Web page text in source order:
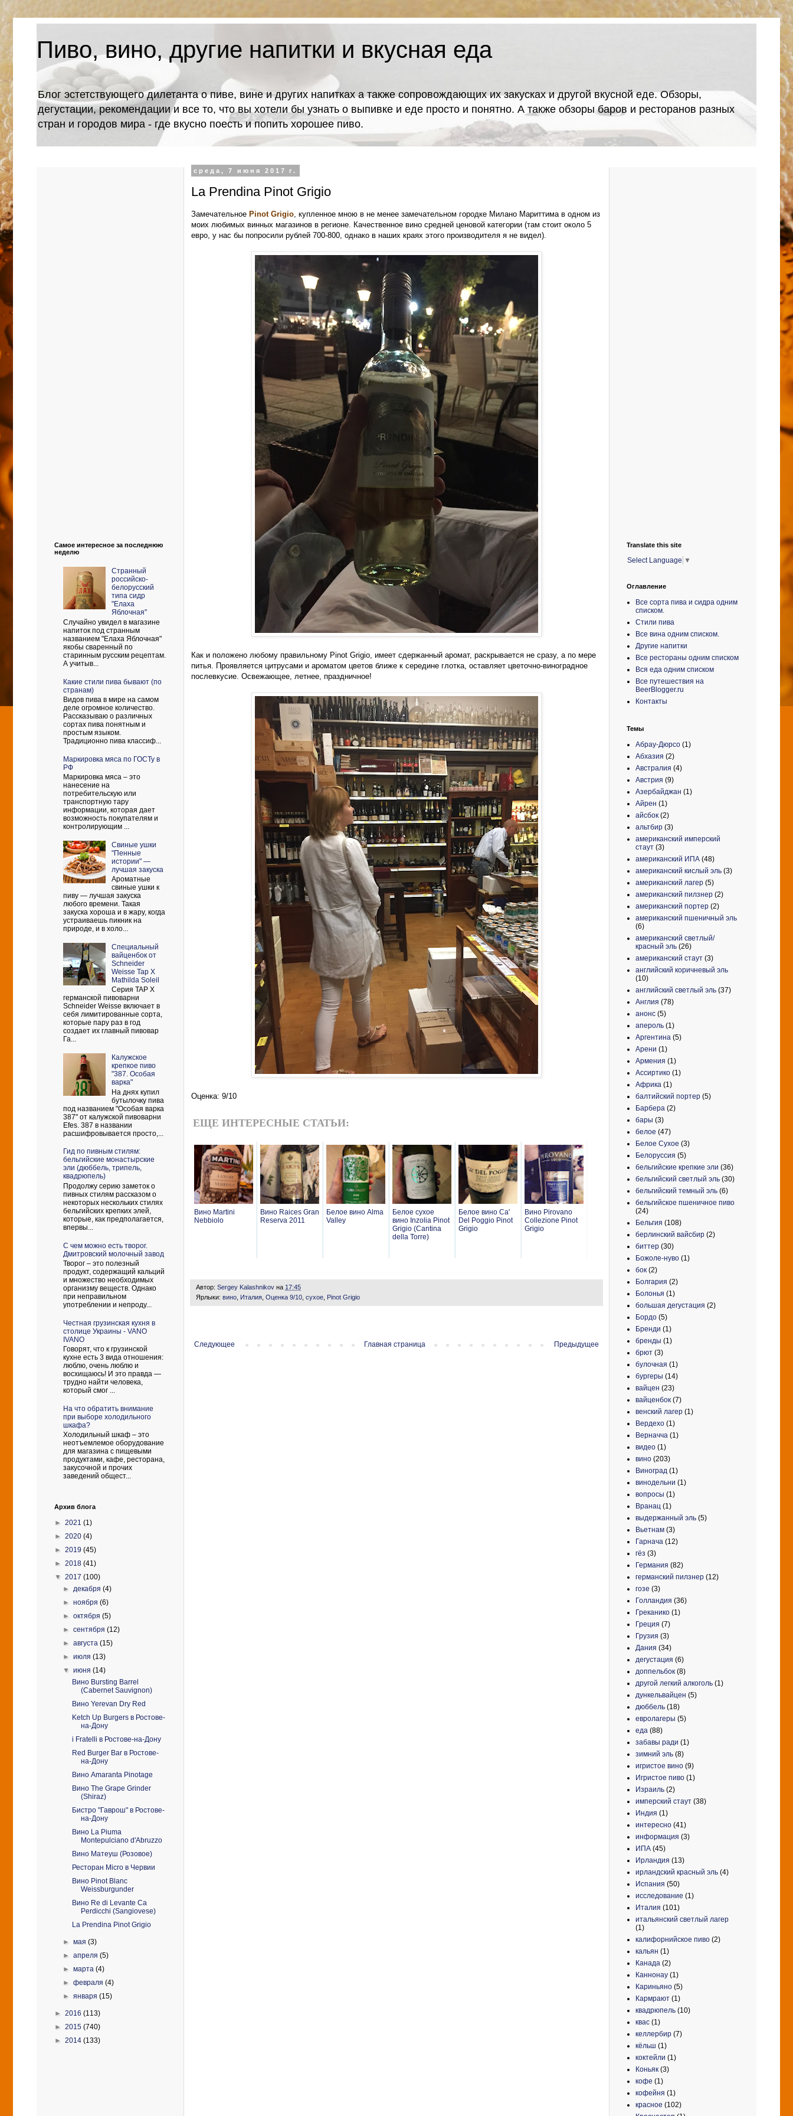
Пиво, вино, другие напитки и вкусная еда
Блог эстетствующего дилетанта о пиве, вине и других напитках а также сопровождающих их закусках и другой вкусной еде. Обзоры,
дегустации, рекомендации и все то, что вы хотели бы узнать о выпивке и еде просто и понятно. А также обзоры баров и ресторанов разных
стран и городов мира - где вкусно поесть и попить хорошее пиво.
среда, 7 июня 2017 г.
La Prendina Pinot Grigio
Замечательное Pinot Grigio , купленное мною в не менее замечательном городке Милано Мариттима в одном из
моих любимых винных магазинов в регионе. Качественное вино средней ценовой категории (там стоит около 5
евро, у нас бы попросили рублей 700-800, однако в наших краях этого производителя я не видел).
Как и положено любому правильному Pinot Grigio, имеет сдержанный аромат, раскрывается не сразу, а по мере
питья. Проявляется цитрусами и ароматом цветов ближе к середине глотка, оставляет цветочно-виноградное
послевкусие. Освежающее, летнее, праздничное!
Оценка: 9/10
ЕЩЕ ИНТЕРЕСНЫЕ СТАТЬИ:
Вино Martini
Nebbiolo
Вино Raices Gran
Reserva 2011
Белое вино Alma
Valley
Белое сухое
вино Inzolia Pinot
Grigio (Cantina
della Torre)
Белое вино Ca'
Del Poggio Pinot
Grigio
Вино Pirovano
Collezione Pinot
Grigio
Автор: Sergey Kalashnikov на 17:45
Ярлыки: вино Италия Оценка 9/10 сухое Pinot Grigio
Следующее Предыдущее
Главная страница
Самое интересное за последнюю
неделю
Странный
российско-
белорусский
типа сидр
"Елаха
Яблочная"
Случайно увидел в магазине
напиток под странным
названием "Елаха Яблочная"
якобы сваренный по
старинным русским рецептам.
А учитыв...
Какие стили пива бывают (по
странам)
Видов пива в мире на самом
деле огромное количество.
Рассказываю о различных
сортах пива понятным и
простым языком.
Традиционно пива классиф...
Маркировка мяса по ГОСТу в
РФ
Маркировка мяса – это
нанесение на
потребительскую или
транспортную тару
информации, которая дает
возможность покупателям и
контролирующим ...
Свиные ушки
"Пенные
истории" —
лучшая закуска
Ароматные
свиные ушки к
пиву — лучшая закуска
любого времени. Такая
закуска хороша и в жару, когда
устраиваешь пикник на
природе, и в холо...
Cпециальный
вайценбок от
Schneider
Weisse Tap X
Mathilda Soleil
Серия TAP X
германской пивоварни
Schneider Weisse включает в
себя лимитированные сорта,
которые пару раз в год
создает их главный пивовар
Га...
Калужское
крепкое пиво
"387. Особая
варка"
На днях купил
бутылочку пива
под названием "Особая варка
387" от калужской пивоварни
Efes. 387 в названии
расшифровывается просто,...
Гид по пивным стилям:
бельгийские монастырские
эли (дюббель, трипель,
квадрюпель)
Продолжу серию заметок о
пивных стилям рассказом о
некоторых нескольких стилях
бельгийских крепких элей,
которые, как предполагается,
впервы...
С чем можно есть творог.
Дмитровский молочный завод
Творог – это полезный
продукт, содержащий кальций
и множество необходимых
организму веществ. Однако
при неправильном
употреблении и непроду...
Честная грузинская кухня в
столице Украины - VANO
IVANO
Говорят, что к грузинской
кухне есть 3 вида отношения:
люблю, очень люблю и
восхищаюсь! И это правда —
трудно найти человека,
который смог ...
На что обратить внимание
при выборе холодильного
шкафа?
Холодильный шкаф – это
неотъемлемое оборудование
для магазина с пищевыми
продуктами, кафе, ресторана,
закусочной и прочих
заведений общест...
Архив блога
► 2021 (1)
► 2020 (4)
► 2019 (45)
► 2018 (41)
▼ 2017 (100)
► декабря(4)
►ноября(6)
►октября(5)
►сентября(12)
►августа(15)
►июля(13)
▼июня(14)
Вино Bursting Barrel
(Cabernet Sauvignon)
Вино Yerevan Dry Red
Ketch Up Burgers в Ростове-
на-Дону
i Fratelli в Ростове-на-Дону
Red Burger Bar в Ростове-
на-Дону
Вино Amaranta Pinotage
Вино The Grape Grinder
(Shiraz)
Бистро "Гаврош" в Ростове-
на-Дону
Вино La Piuma
Montepulciano d'Abruzzo
Вино Матеуш (Розовое)
Ресторан Micro в Червии
Вино Pinot Blanc
Weissburgunder
Вино Re di Levante Ca
Perdicchi (Sangiovese)
La Prendina Pinot Grigio
►мая(3)
►апреля(5)
►марта(4)
►февраля(4)
►января(15)
► 2016 (113)
► 2015 (740)
► 2014 (133)
Translate this site
Select Language ▼
Оглавление
Все сорта пива и сидра одним
списком.
Стили пива
Все вина одним списком.
Другие напитки
Все рестораны одним списком
Вся еда одним списком
Все путешествия на
BeerBlogger.ru
Контакты
Темы
Абрау-Дюрсо (1)
Абхазия (2)
Австралия (4)
Австрия (9)
Азербайджан (1)
Айрен (1)
айсбок (2)
альтбир (3)
американский имперский
стаут (3)
американский ИПА (48)
американский кислый эль (3)
американский лагер (5)
американский пилзнер (2)
американский портер (2)
американский пшеничный эль
(6)
американский светлый/
красный эль (26)
американский стаут (3)
английский коричневый эль
(10)
английский светлый эль (37)
Англия (78)
анонс (5)
апероль (1)
Аргентина (5)
Арени (1)
Армения (1)
Ассиртико (1)
Африка (1)
балтийский портер (5)
Барбера (2)
бары (3)
белое (47)
Белое Сухое (3)
Белоруссия (5)
бельгийские крепкие эли (36)
бельгийский светлый эль (30)
бельгийский темный эль (6)
бельгийское пшеничное пиво
(24)
Бельгия (108)
берлинский вайсбир (2)
биттер (30)
Божоле-нуво (1)
бок (2)
Болгария (2)
Болонья (1)
большая дегустация (2)
Бордо (5)
Бренди (1)
бренды (1)
брют (3)
булочная (1)
бургеры (14)
вайцен (23)
вайценбок (7)
венский лагер (1)
Вердехо (1)
Верначча (1)
видео (1)
вино (203)
Виноград (1)
винодельни (1)
вопросы (1)
Вранац (1)
выдержанный эль (5)
Вьетнам (3)
Гарнача (12)
гёз (3)
Германия (82)
германский пилзнер (12)
гозе (3)
Голландия (36)
Греканико (1)
Греция (7)
Грузия (3)
Дания (34)
дегустация (6)
доппельбок (8)
другой легкий алкоголь (1)
дункельвайцен (5)
дюббель (18)
евролагеры (5)
еда (88)
забавы ради (1)
зимний эль (8)
игристое вино (9)
Игристое пиво (1)
Израиль (2)
имперский стаут (38)
Индия (1)
интересно (41)
информация (3)
ИПА (45)
Ирландия (13)
ирландский красный эль (4)
Испания (50)
исследование (1)
Италия (101)
итальянский светлый лагер
(1)
калифорнийское пиво (2)
кальян (1)
Канада (2)
Каннонау (1)
Кариньяно (5)
Кармрают (1)
квадрюпель (10)
квас (1)
келлербир (7)
кёльш (1)
коктейли (1)
Коньяк (3)
кофе (1)
кофейня (1)
красное (102)